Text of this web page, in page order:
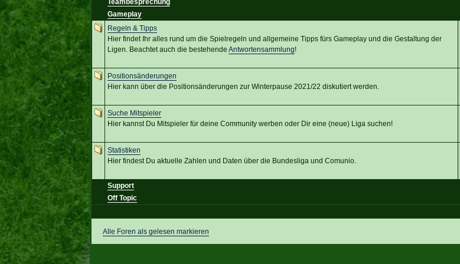
Teambesprechung
Gameplay
Regeln & Tipps
Hier findet Ihr alles rund um die Spielregeln und allgemeine Tipps fürs Gameplay und die Gestaltung der
Ligen. Beachtet auch die bestehende Antwortensammlung!
Positionsänderungen
Hier kann über die Positionsänderungen zur Winterpause 2021/22 diskutiert werden.
Suche Mitspieler
Hier kannst Du Mitspieler für deine Community werben oder Dir eine (neue) Liga suchen!
Statistiken
Hier findest Du aktuelle Zahlen und Daten über die Bundesliga und Comunio.
Support
Off Topic
Alle Foren als gelesen markieren